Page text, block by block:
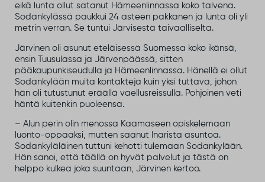
eikä lunta ollut satanut Hämeenlinnassa koko talvena.
Sodankylässä paukkui 24 asteen pakkanen ja lunta oli yli
metrin verran. Se tuntui Järvisestä taivaalliselta.
Järvinen oli asunut eteläisessä Suomessa koko ikänsä,
ensin Tuusulassa ja Järvenpäässä, sitten
pääkaupunkiseudulla ja Hämeenlinnassa. Hänellä ei ollut
Sodankylään muita kontakteja kuin yksi tuttava, johon
hän oli tutustunut eräällä vaellusreissulla. Pohjoinen veti
häntä kuitenkin puoleensa.
– Alun perin olin menossa Kaamaseen opiskelemaan
luonto-oppaaksi, mutten saanut Inarista asuntoa.
Sodankyläläinen tuttuni kehotti tulemaan Sodankylään.
Hän sanoi, että täällä on hyvät palvelut ja tästä on
helppo kulkea joka suuntaan, Järvinen kertoo.